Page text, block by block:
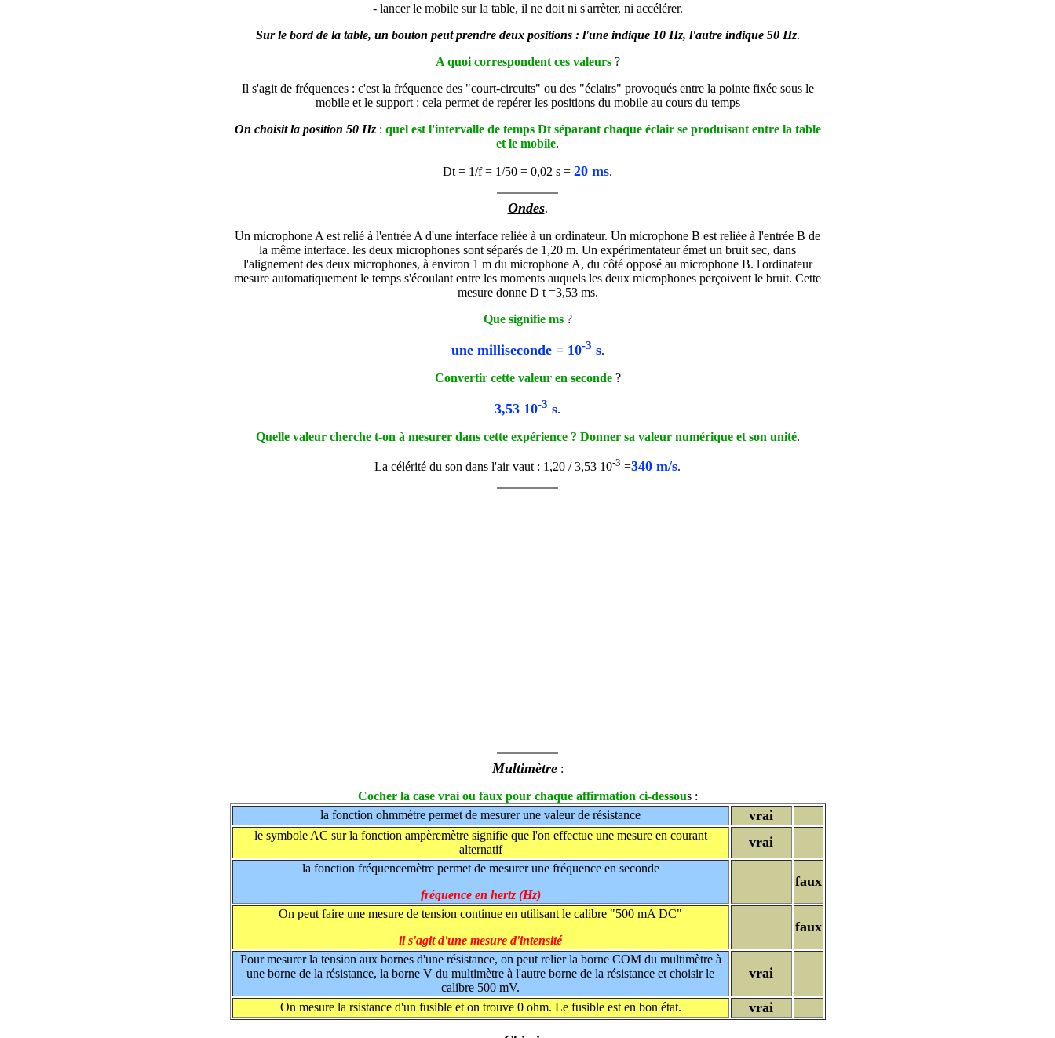
- lancer le mobile sur la table, il ne doit ni s'arrèter, ni accélérer.
Sur le bord de la table, un bouton peut prendre deux positions : l'une indique 10 Hz, l'autre indique 50 Hz.
A quoi correspondent ces valeurs?
Il s'agit de fréquences : c'est la fréquence des "court-circuits" ou des "éclairs" provoqués entre la pointe fixée sous le
mobile et le support : cela permet de repérer les positions du mobile au cours du temps
On choisit la position 50 Hz: quel est l'intervalle de temps Dt séparant chaque éclair se produisant entre la table
et le mobile.
Dt = 1/f = 1/50 = 0,02 s = 20 ms.
Ondes.
Un microphone A est relié à l'entrée A d'une interface reliée à un ordinateur. Un microphone B est reliée à l'entrée B de
la même interface. les deux microphones sont séparés de 1,20 m. Un expérimentateur émet un bruit sec, dans
l'alignement des deux microphones, à environ 1 m du microphone A, du côté opposé au microphone B. l'ordinateur
mesure automatiquement le temps s'écoulant entre les moments auquels les deux microphones perçoivent le bruit. Cette
mesure donne D t =3,53 ms.
Que signifie ms ?
une milliseconde = 10-3 s.
Convertir cette valeur en seconde ?
3,53 10-3 s.
Quelle valeur cherche t-on à mesurer dans cette expérience ? Donner sa valeur numérique et son unité.
La célérité du son dans l'air vaut : 1,20 / 3,53 10-3 =340 m/s.
Multimètre:
Cocher la case vrai ou faux pour chaque affirmation ci-dessous :
la fonction ohmmètre permet de mesurer une valeur de résistance
vrai
le symbole AC sur la fonction ampèremètre signifie que l'on effectue une mesure en courant
alternatif
vrai
la fonction fréquencemètre permet de mesurer une fréquence en seconde
fréquence en hertz (Hz)
faux
On peut faire une mesure de tension continue en utilisant le calibre "500 mA DC"
il s'agit d'une mesure d'intensité
faux
Pour mesurer la tension aux bornes d'une résistance, on peut relier la borne COM du multimètre à
une borne de la résistance, la borne V du multimètre à l'autre borne de la résistance et choisir le
calibre 500 mV.
vrai
On mesure la rsistance d'un fusible et on trouve 0 ohm. Le fusible est en bon état. vrai